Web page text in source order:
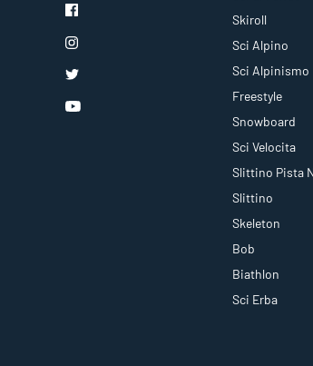
Skiroll
Sci Alpino
Sci Alpinismo
Freestyle
Snowboard
Sci Velocita
Slittino Pista
Slittino
Skeleton
Bob
Biathlon
Sci Erba